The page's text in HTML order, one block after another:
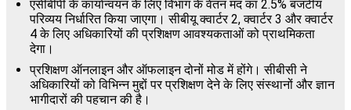
एसीबीपी के कार्यान्वयन के लिए विभाग के वेतन मद का 2.5% बजटीय
परिव्यय निर्धारित किया जाएगा। सीबीयू क्वार्टर 2, क्वार्टर 3 और क्वार्टर
4 के लिए अधिकारियों की प्रशिक्षण आवश्यकताओं को प्राथमिकता
देगा।
प्रशिक्षण ऑनलाइन और ऑफलाइन दोनों मोड में होंगे। सीबीसी ने
अधिकारियों को विभिन्न मुद्दों पर प्रशिक्षण देने के लिए संस्थानों और ज्ञान
भागीदारों की पहचान की है।